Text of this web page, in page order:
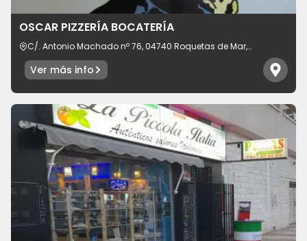
Idioma
OSCAR PIZZERÍA BOCATERÍA
C/. Antonio Machado nº 76, 04740 Roquetas de Mar,
Ver más info